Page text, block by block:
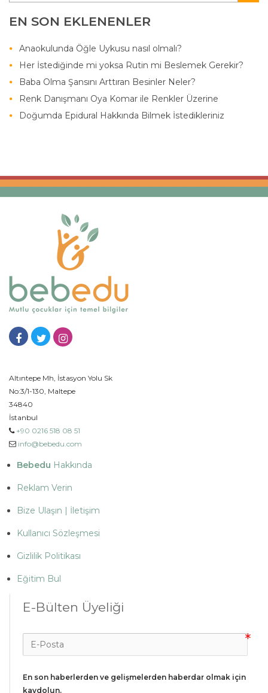
EN SON EKLENENLER
Anaokulunda Öğle Uykusu nasıl olmalı?
Her İstediğinde mi yoksa Rutin mi Beslemek Gerekir?
Baba Olma Şansını Arttıran Besinler Neler?
Renk Danışmanı Oya Komar ile Renkler Üzerine
Doğumda Epidural Hakkında Bilmek İstedikleriniz
Altıntepe Mh, İstasyon Yolu Sk
No:3/1-130, Maltepe
34840
İstanbul
+90 0216 518 08 51
info@bebedu.com
Bebedu Hakkında
Reklam Verin
Bize Ulaşın | İletişim
Kullanıcı Sözleşmesi
Gizlilik Politikası
Eğitim Bul
E-Bülten Üyeliği
En son haberlerden ve gelişmelerden haberdar olmak için
kaydolun.